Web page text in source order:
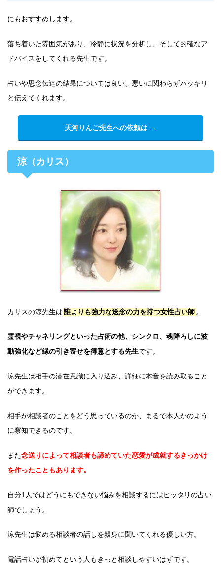
にもおすすめします。
落ち着いた雰囲気があり、冷静に状況を分析し、そして的確なア
ドバイスをしてくれる先生です。
占いや思念伝達の結果については良い、悪いに関わらずハッキリ
と伝えてくれます。
天河りんご先生への依頼は →
涼（カリス）
カリスの涼先生は誰よりも強力な送念の力を持つ女性占い師 。
霊視やチャネリングといった占術の他、シンクロ、魂降ろしに波
動強化など縁の引き寄せを得意とする先生です。
涼先生は相手の潜在意識に入り込み、詳細に本音を読み取ること
ができます。
相手が相談者のことをどう思っているのか、まるで本人かのよう
に察知できるのです。
また念送りによって相談者も諦めていた恋愛が成就するきっかけ
を作ったこともあります。
自分1人ではどうにもできない悩みを相談するにはピッタリの占い
師でしょう。
涼先生は悩める相談者の話しを親身に聞いてくれる優しい方。
電話占いが初めてという人もきっと相談しやすいはずです。